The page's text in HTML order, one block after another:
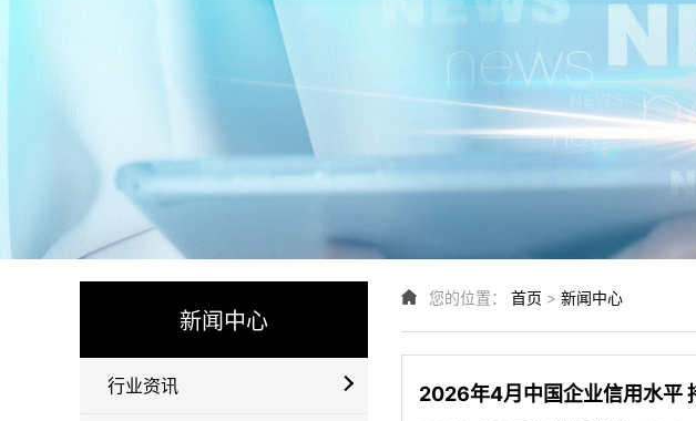
新闻中心
行业资讯
您的位置： 首页 > 新闻中心
2026年4月中国企业信用水平